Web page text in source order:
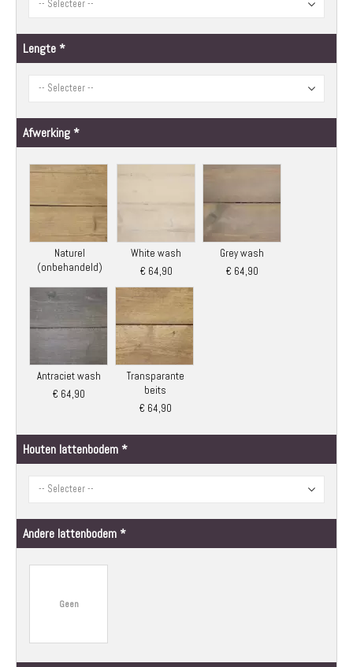
Lengte
Afwerking
Naturel
(onbehandeld)
White wash
€ 64,90
Grey wash
€ 64,90
Antraciet wash
€ 64,90
Transparante
beits
€ 64,90
Houten lattenbodem
Andere lattenbodem
Geen